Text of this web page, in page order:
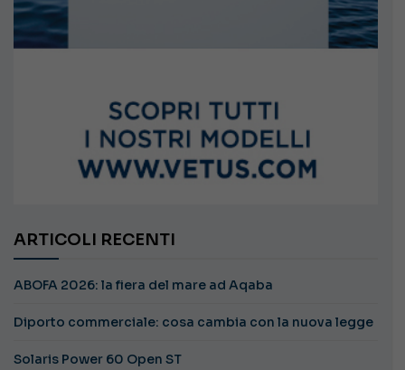
ARTICOLI RECENTI
ABOFA 2026: la fiera del mare ad Aqaba
Diporto commerciale: cosa cambia con la nuova legge
Solaris Power 60 Open ST